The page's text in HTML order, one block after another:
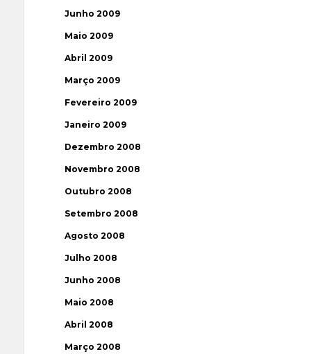
Junho 2009
Maio 2009
Abril 2009
Março 2009
Fevereiro 2009
Janeiro 2009
Dezembro 2008
Novembro 2008
Outubro 2008
Setembro 2008
Agosto 2008
Julho 2008
Junho 2008
Maio 2008
Abril 2008
Março 2008